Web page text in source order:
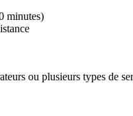
minutes)
ou plusieurs types de